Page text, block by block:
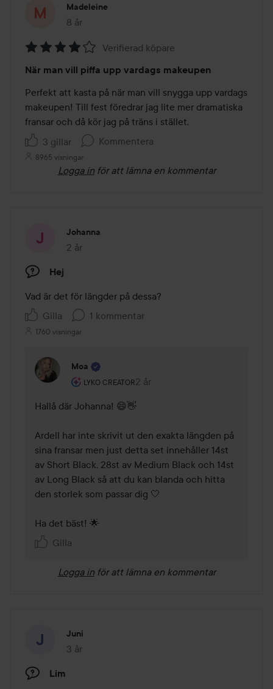
Madeleine
8 år
Inlägget skapades 8 år
4
av
5
Verifierad köpare
När man vill piffa upp vardags makeupen
Perfekt att kasta på när man vill snygga upp vardags
makeupen! Till fest föredrar jag lite mer dramatiska
fransar och då kör jag på träns i stället.
3 gillar
Kommentera
8965 visningar
Logga in för att lämna en kommentar
Johanna
2 år
Inlägget skapades 2 år
Hej
Vad är det för längder på dessa?
Gilla
1 kommentar
1760 visningar
Moa
LYKO CREATOR
Användarens roll: Lyko Creator.
2 år
Kommentaren lades 2 år
Hallå där Johanna! 😄👋
Ardell har inte skrivit ut den exakta längden på
sina fransar men just detta set innehåller 14st
av Short Black, 28st av Medium Black och 14st
av Long Black så att du kan blanda och hitta
den storlek som passar dig 🤍
Ha det bäst! 🌟
Gilla
Logga in för att lämna en kommentar
Juni
3 år
Inlägget skapades 3 år
Lim